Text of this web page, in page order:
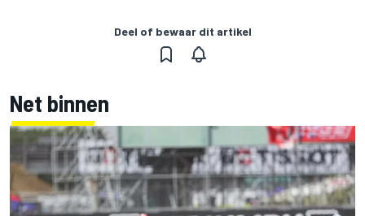
Deel of bewaar dit artikel
Net binnen